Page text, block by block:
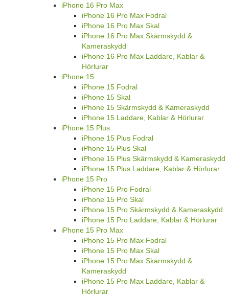
iPhone 16 Pro Max
iPhone 16 Pro Max Fodral
iPhone 16 Pro Max Skal
iPhone 16 Pro Max Skärmskydd &
Kameraskydd
iPhone 16 Pro Max Laddare, Kablar &
Hörlurar
iPhone 15
iPhone 15 Fodral
iPhone 15 Skal
iPhone 15 Skärmskydd & Kameraskydd
iPhone 15 Laddare, Kablar & Hörlurar
iPhone 15 Plus
iPhone 15 Plus Fodral
iPhone 15 Plus Skal
iPhone 15 Plus Skärmskydd & Kameraskydd
iPhone 15 Plus Laddare, Kablar & Hörlurar
iPhone 15 Pro
iPhone 15 Pro Fodral
iPhone 15 Pro Skal
iPhone 15 Pro Skärmskydd & Kameraskydd
iPhone 15 Pro Laddare, Kablar & Hörlurar
iPhone 15 Pro Max
iPhone 15 Pro Max Fodral
iPhone 15 Pro Max Skal
iPhone 15 Pro Max Skärmskydd &
Kameraskydd
iPhone 15 Pro Max Laddare, Kablar &
Hörlurar